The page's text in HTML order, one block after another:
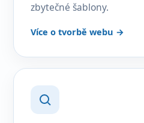
zbytečné šablony.
Více o tvorbě webu →